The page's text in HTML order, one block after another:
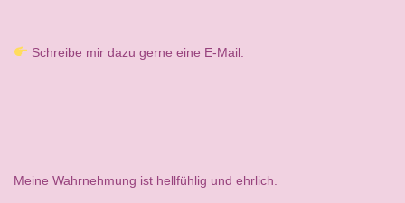
Schreibe mir dazu gerne eine E-Mail.
Meine Wahrnehmung ist hellfühlig und ehrlich.